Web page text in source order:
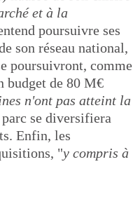
et à la
poursuivre ses
son réseau national,
poursuivront, comme
budget de 80 M€
n'ont pas atteint la
se diversifiera
Enfin, les
"y compris à